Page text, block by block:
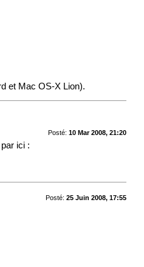
et Mac OS-X Lion).
Posté: 10 Mar 2008, 21:20
ici :
Posté: 25 Juin 2008, 17:55